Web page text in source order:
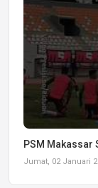
PSM Makassar
Jumat, 02 Januari